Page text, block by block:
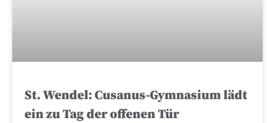
St. Wendel: Cusanus-Gymnasium lädt
ein zu Tag der offenen Tür